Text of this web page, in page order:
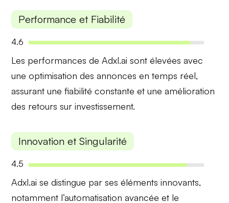
Performance et Fiabilité
4.6
Les performances de Adxl.ai sontélevées avec
une optimisation des annonces en temps réel,
assurant une fiabilité constante et une amélioration
des retours sur investissement.
Innovation et Singularité
4.5
Adxl.ai se distingue par seséléments innovants,
notamment l’automatisation avancée et le